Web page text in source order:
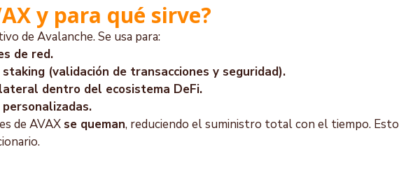
y para qué sirve?
de Avalanche. Se usa para:
de red.
(validación de transacciones y seguridad).
dentro del ecosistema DeFi.
de AVAX se queman, reduciendo el suministro total con el tiempo. Esto